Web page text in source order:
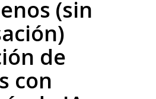
(sin
de
con